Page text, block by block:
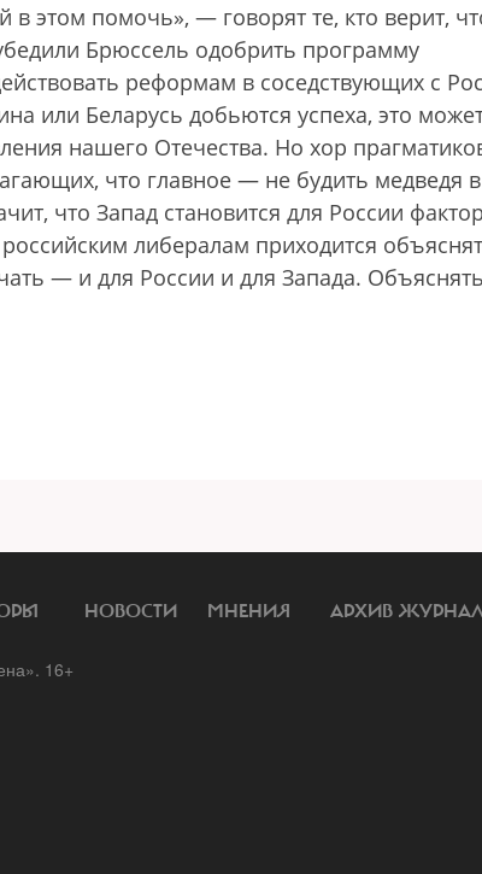
этом помочь», — говорят те, кто верит,
Брюссель одобрить программу
реформам в соседствующих с
или Беларусь добьются успеха, это
нашего Отечества. Но хор
что главное — не будить медведя
что Запад становится для России
либералам приходится
— и для России и для Запада. Объяснять
НОВОСТИ МНЕНИЯ АРХИВ
16+